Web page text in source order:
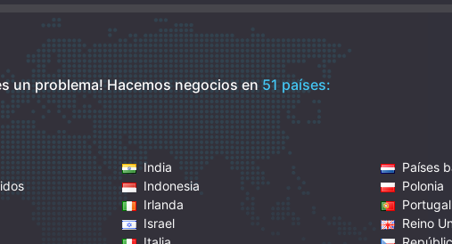
un problema! Hacemos negocios en 51 países:
India
Indonesia
Irlanda
Israel
Países
Polonia
Portugal
Reino